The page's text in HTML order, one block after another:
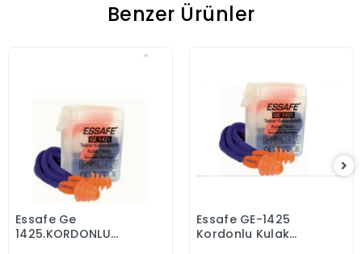
Benzer Ürünler
Sepete Ekle
Essafe Ge
1425,KORDONLU
Sepete Ekle
Essafe GE-1425
Kordonlu Kulak